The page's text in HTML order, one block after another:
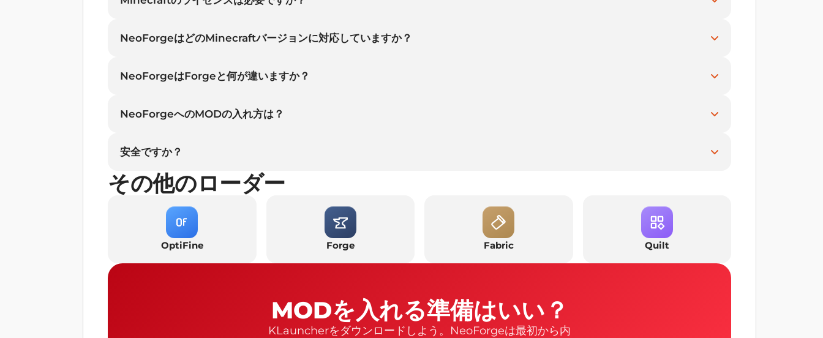
NeoForgeはどのMinecraftバージョンに対応していますか？
NeoForgeはForgeと何が違いますか？
NeoForgeへのMODの入れ方は？
安全ですか？
その他のローダー
OptiFine Forge Fabric Quilt
MODを入れる準備はいい？
KLauncherをダウンロードしよう。NeoForgeは最初から内